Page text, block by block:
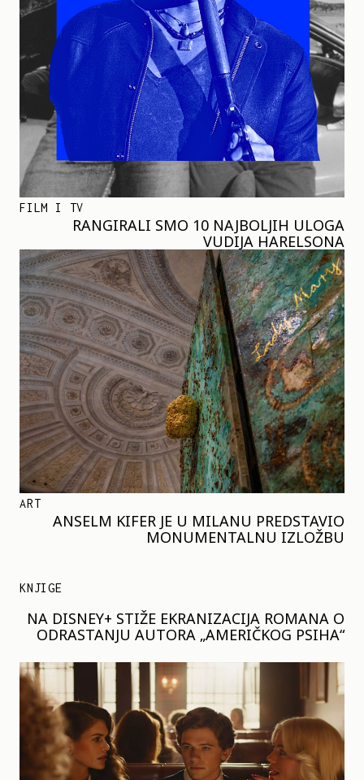
FILM I TV
RANGIRALI SMO 10 NAJBOLJIH ULOGA
VUDIJA HARELSONA
ART
ANSELM KIFER JE U MILANU PREDSTAVIO
MONUMENTALNU IZLOŽBU
KNJIGE
NA DISNEY+ STIŽE EKRANIZACIJA ROMANA O
ODRASTANJU AUTORA „AMERIČKOG PSIHA“